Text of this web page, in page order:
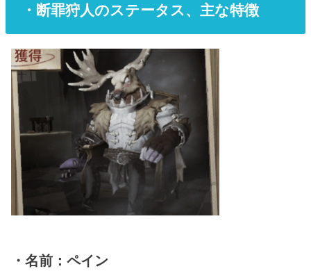
・断罪狩人のステータス、主な特徴
・名前：ペイン